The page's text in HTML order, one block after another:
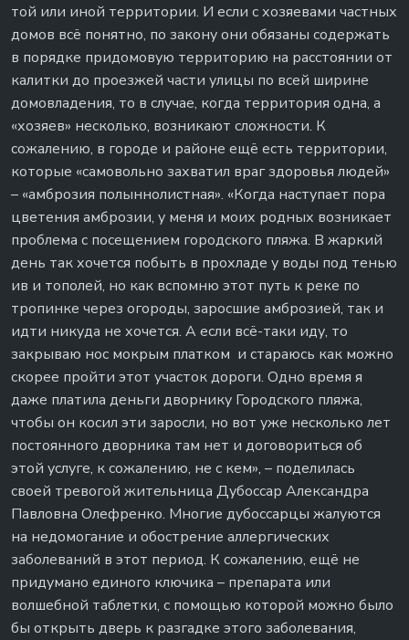
той или иной территории. И если с хозяевами частных
домов всё понятно, по закону они обязаны содержать
в порядке придомовую территорию на расстоянии от
калитки до проезжей части улицы по всей ширине
домовладения, то в случае, когда территория одна, а
«хозяев» несколько, возникают сложности. К
сожалению, в городе и районе ещё есть территории,
которые «самовольно захватил враг здоровья людей»
– «амброзия полыннолистная». «Когда наступает пора
цветения амброзии, у меня и моих родных возникает
проблема с посещением городского пляжа. В жаркий
день так хочется побыть в прохладе у воды под тенью
ив и тополей, но как вспомню этот путь к реке по
тропинке через огороды, заросшие амброзией, так и
идти никуда не хочется. А если всё-таки иду, то
закрываю нос мокрым платком и стараюсь как можно
скорее пройти этот участок дороги. Одно время я
даже платила деньги дворнику Городского пляжа,
чтобы он косил эти заросли, но вот уже несколько лет
постоянного дворника там нет и договориться об
этой услуге, к сожалению, не с кем», – поделилась
своей тревогой жительница Дубоссар Александра
Павловна Олефренко. Многие дубоссарцы жалуются
на недомогание и обострение аллергических
заболеваний в этот период. К сожалению, ещё не
придумано единого ключика – препарата или
волшебной таблетки, с помощью которой можно было
бы открыть дверь к разгадке этого заболевания,